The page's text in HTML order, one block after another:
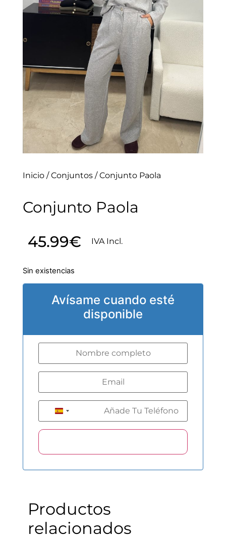
Inicio/Conjuntos/ Conjunto Paola
Conjunto Paola
45.99€ IVA Incl.
Sin existencias
Avísame cuando esté
disponible
Spain +34
Productos
relacionados